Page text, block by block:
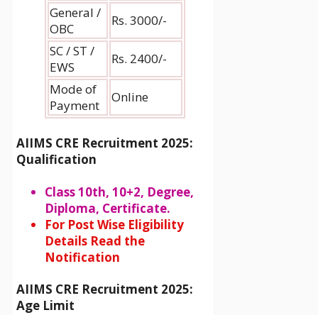
General /
OBC
Rs. 3000/-
SC / ST /
EWS
Rs. 2400/-
Mode of
Payment
Online
AIIMS CRE Recruitment 2025:
Qualification
Class 10th, 10+2, Degree,
Diploma, Certificate.
For Post Wise Eligibility
Details Read the
Notification
AIIMS CRE Recruitment 2025:
Age Limit